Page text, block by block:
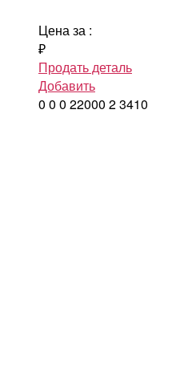
Цена за :
₽
Продать деталь
Добавить
0 0 0 22000 23410